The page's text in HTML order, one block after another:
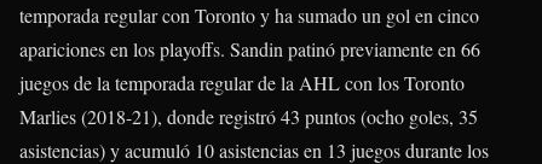
temporada regular con Toronto y ha sumado un gol en cinco
apariciones en los playoffs. Sandin patinó previamente en 66
juegos de la temporada regular de la AHL con los Toronto
Marlies (2018-21), donde registró 43 puntos (ocho goles, 35
asistencias) y acumuló 10 asistencias en 13 juegos durante los